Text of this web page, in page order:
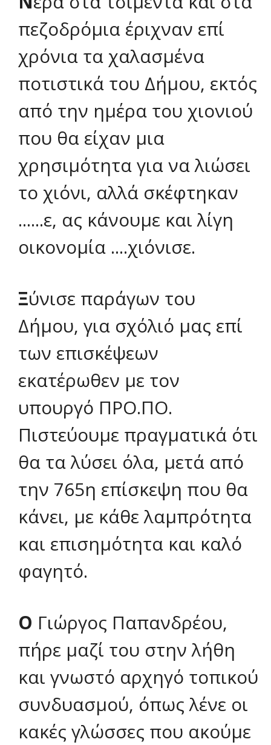
πεζοδρόμια έριχναν επί
χρόνια τα χαλασμένα
ποτιστικά του Δήμου, εκτός
από την ημέρα του χιονιού
που θα είχαν μια
χρησιμότητα για να λιώσει
το χιόνι, αλλά σκέφτηκαν
......ε, ας κάνουμε και λίγη
οικονομία ....χιόνισε.
Ξύνισε παράγων του
Δήμου, για σχόλιό μας επί
των επισκέψεων
εκατέρωθεν με τον
υπουργό ΠΡΟ.ΠΟ.
Πιστεύουμε πραγματικά ότι
θα τα λύσει όλα, μετά από
την 765η επίσκεψη που θα
κάνει, με κάθε λαμπρότητα
και επισημότητα και καλό
φαγητό.
Ο Γιώργος Παπανδρέου,
πήρε μαζί του στην λήθη
και γνωστό αρχηγό τοπικού
συνδυασμού, όπως λένε οι
κακές γλώσσες που ακούμε